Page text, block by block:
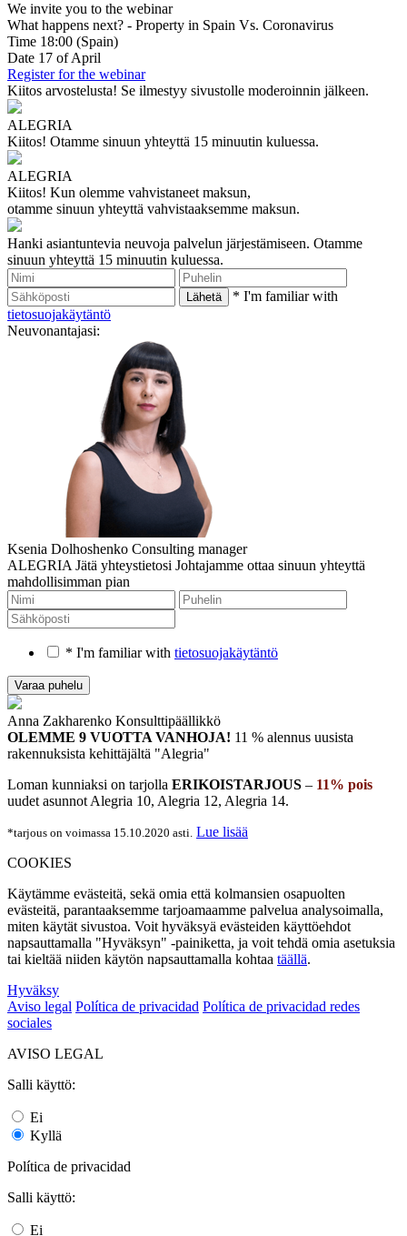
We invite you to the webinar
What happens next? - Property in Spain Vs. Coronavirus
Time 18:00 (Spain)
Date 17 of April
Register for the webinar
Kiitos arvostelusta! Se ilmestyy sivustolle moderoinnin jälkeen.
ALEGRIA
Kiitos! Otamme sinuun yhteyttä 15 minuutin kuluessa.
ALEGRIA
Kiitos! Kun olemme vahvistaneet maksun,
otamme sinuun yhteyttä vahvistaaksemme maksun.
Hanki asiantuntevia neuvoja palvelun järjestämiseen. Otamme
sinuun yhteyttä 15 minuutin kuluessa.
* I'm familiar with
tietosuojakäytäntö
Neuvonantajasi:
Ksenia Dolhoshenko Consulting manager
ALEGRIA Jätä yhteystietosi Johtajamme ottaa sinuun yhteyttä
mahdollisimman pian
* I'm familiar with tietosuojakäytäntö
Anna Zakharenko Konsulttipäällikkö
OLEMME 9 VUOTTA VANHOJA! 11 % alennus uusista
rakennuksista kehittäjältä "Alegria"
Loman kunniaksi on tarjolla ERIKOISTARJOUS – 11% pois
uudet asunnot Alegria 10, Alegria 12, Alegria 14.
*tarjous on voimassa 15.10.2020 asti. Lue lisää
COOKIES
Käytämme evästeitä, sekä omia että kolmansien osapuolten
evästeitä, parantaaksemme tarjoamaamme palvelua analysoimalla,
miten käytät sivustoa. Voit hyväksyä evästeiden käyttöehdot
napsauttamalla "Hyväksyn" -painiketta, ja voit tehdä omia asetuksia
tai kieltää niiden käytön napsauttamalla kohtaa täällä.
Hyväksy
Aviso legal Política de privacidad Política de privacidad redes
sociales
AVISO LEGAL
Salli käyttö:
Ei
Kyllä
Política de privacidad
Salli käyttö:
Ei